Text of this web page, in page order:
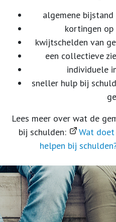
algemene
kortingen
kwijtschelden van
een collectieve
individuele
sneller hulp bij
Lees meer over wat de
bij schulden:
Wat
helpen bij